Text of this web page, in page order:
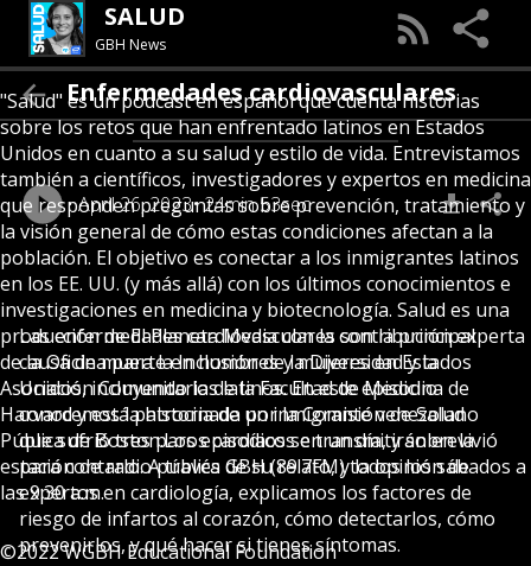
SALUD
GBH News
"Salud" es un podcast en español que cuenta historias
sobre los retos que han enfrentado latinos en Estados
Unidos en cuanto a su salud y estilo de vida. Entrevistamos
también a científicos, investigadores y expertos en medicina
que responden preguntas sobre prevención, tratamiento y
la visión general de cómo estas condiciones afectan a la
población. El objetivo es conectar a los inmigrantes latinos
en los EE. UU. (y más allá) con los últimos conocimientos e
investigaciones en medicina y biotecnología. Salud es una
producción de El Planeta Media con la contribución experta
de la Oficina para la Inclusión de la Diversidad y la
Asociación Comunitaria de la Facultad de Medicina de
Harvard y está patrocinada por la Comisión de Salud
Pública de Boston.Los episodios se transmitirán en la
estación de radio pública GBH (89.7FM) todos los sábados a
las 9:30 a.m.
©2022 WGBH Educational Foundation
Enfermedades cardiovasculares
April 26, 2023 24min 53sec
Las enfermedades cardiovasculares son la principal
causa de muerte en hombres y mujeres en Estados
Unidos, incluyendo los latinos. En este episodio
conocemos la historia de un inmigrante venezolano
que sufrió tres paros cardíacos en un día, y sobrevivió
para contarlo. A través de su relato, y la opinión de
expertos en cardiología, explicamos los factores de
riesgo de infartos al corazón, cómo detectarlos, cómo
prevenirlos, y qué hacer si tienes síntomas.